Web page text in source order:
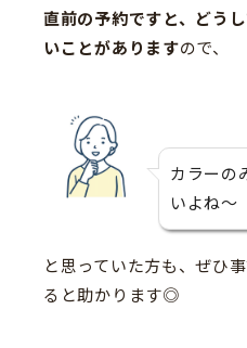
直前の予約ですと、どう
いことがありますので、
カラーの
いよね〜
と思っていた方も、ぜひ
ると助かります◎